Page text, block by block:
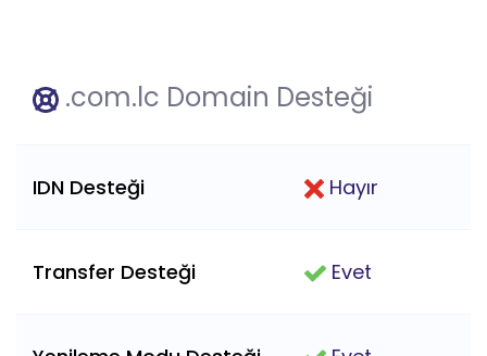
.com.lc Domain Desteği
IDN Desteği Hayır
Transfer Desteği Evet